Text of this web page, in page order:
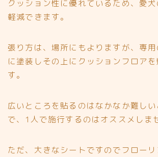
クッション性に優れているため、愛
軽減できます。
張り方は、場所にもよりますが、専
に塗装しその上にクッションフロア
す。
広いところを貼るのはなかなか難し
で、 1人で施行するのはオススメしま
ただ、大きなシートですのでフローリ